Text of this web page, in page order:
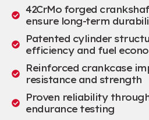
42CrMo forged
ensure long-term
Patented cylinder
efficiency and fuel
Reinforced crankcase
resistance and strength
Proven reliability
endurance testing